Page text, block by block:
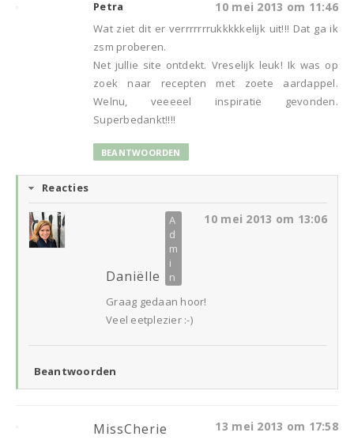
Petra 10 mei 2013 om 11:46
Wat ziet dit er verrrrrrrukkkkkelijk uit!!! Dat ga ik
zsm proberen.
Net jullie site ontdekt. Vreselijk leuk! Ik was op
zoek naar recepten met zoete aardappel.
Welnu, veeeeel inspiratie gevonden.
Superbedankt!!!!
BEANTWOORDEN
Reacties
Daniëlle
10 mei 2013 om 13:06
Graag gedaan hoor!
Veel eetplezier :-)
Beantwoorden
MissCherie 13 mei 2013 om 17:58